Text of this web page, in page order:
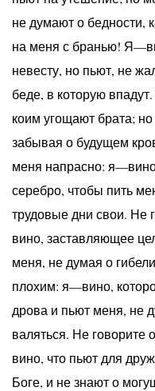
не думают о бедности,
на меня с бранью!
невесту, но пьют, не
беде, в которую
коим угощают брата;
забывая о будущем
меня напрасно:
серебро, чтобы пить
трудовые дни свои. Не
вино, заставляющее
меня, не думая о
плохим: я—вино,
дрова и пьют меня, не
валяться. Не
вино, что пьют для
Боге, и не знают о